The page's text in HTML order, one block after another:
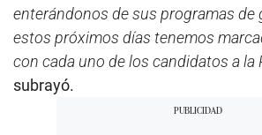
enterándonos de sus programas de
estos próximos días tenemos
con cada uno de los candidatos a la
subrayó.